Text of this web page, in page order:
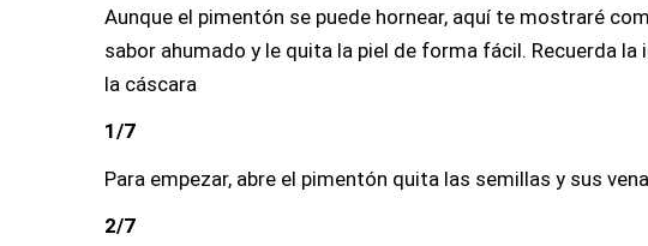
Aunque el pimentón se puede hornear, aquí te mostraré
sabor ahumado y le quita la piel de forma fácil. Recuerda
la cáscara
1/7
Para empezar, abre el pimentón quita las semillas y sus
2/7